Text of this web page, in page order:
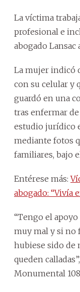
La víctima
profesional e
abogado Lansac
La mujer indicó
con su celular y
guardó en una
tras enfermar
estudio jurídico
mediante fotos
familiares, bajo
Entérese más:
abogado: “Vivía
“Tengo el
muy mal y si no
hubiese sido de
queden
Monumental